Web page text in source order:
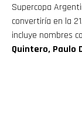
Supercopa
convertiría en la
incluye nombres
Quintero, Paulo